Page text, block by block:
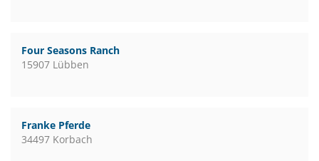
Four Seasons Ranch
15907 Lübben
Franke Pferde
34497 Korbach